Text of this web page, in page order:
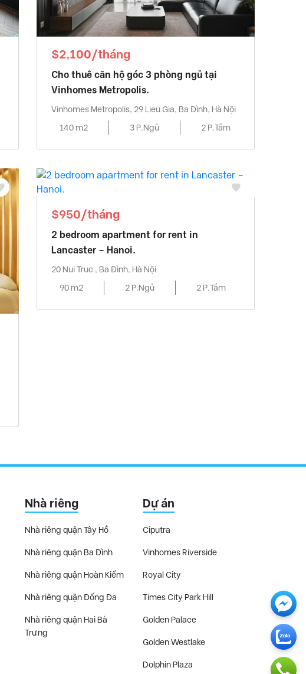
$2,100/tháng
Cho thuê căn hộ góc 3 phòng ngủ tại
Vinhomes Metropolis.
Vinhomes Metropolis, 29 Lieu Gia, Ba Đình, Hà Nội
140 m2
3 P.Ngủ 2 P.Tắm
$950/tháng
2 bedroom apartment for rent in
Lancaster – Hanoi.
20 Nui Truc , Ba Đình, Hà Nội
90 m2
2 P.Ngủ 2 P.Tắm
Nhà riêng
Nhà riêng quận Tây Hồ
Nhà riêng quận Ba Đình
Nhà riêng quận Hoàn Kiếm
Nhà riêng quận Đống Đa
Nhà riêng quận Hai Bà
Trưng
Dự án
Ciputra
Vinhomes Riverside
Royal City
Times City Park Hill
Golden Palace
Golden Westlake
Dolphin Plaza